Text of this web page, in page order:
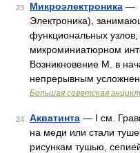
23 Микроэлектроника —
Электроника),
функциональных узлов,
микроминиатюрном
Возникновение М. в
непрерывным
Большая советская
24 Акватинта — I см.
на меди или стали
рисункам тушью,